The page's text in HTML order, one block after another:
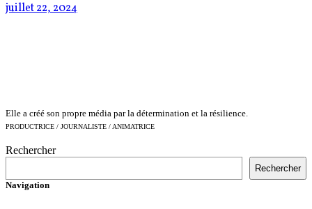
juillet 22, 2024
Elle a créé son propre média par la détermination et la résilience.
PRODUCTRICE / JOURNALISTE / ANIMATRICE
Rechercher
Rechercher
Navigation